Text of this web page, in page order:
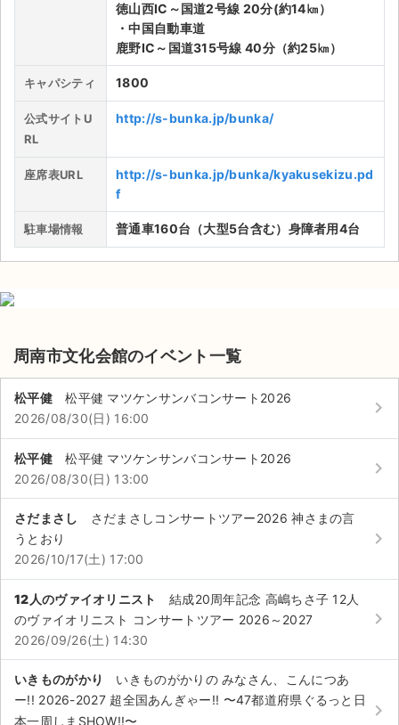
お知らせ
サイト情報
チケットジャム運営会社
チケットジャム利用規約
プライバシーポリシー
特定商取引法に基づく表記
公演登録依頼
チケットジャムの取り組み
徳山西IC～国道2号線 20分(約14㎞）
・中国自動車道
鹿野IC～国道315号線 40分（約25㎞）
キャパシティ 1800
公式サイトU
RL
http://s-bunka.jp/bunka/
座席表URL
http://s-bunka.jp/bunka/kyakusekizu.pd
f
駐車場情報 普通車160台（大型5台含む）身障者用4台
周南市文化会館のイベント一覧
松平健
松平健 マツケンサンバコンサート2026
2026/08/30(日) 16:00
keyboard_arrow_right
松平健
松平健 マツケンサンバコンサート2026
2026/08/30(日) 13:00
keyboard_arrow_right
さだまさし
さだまさしコンサートツアー2026 神さまの言
うとおり
2026/10/17(土) 17:00
keyboard_arrow_right
12人のヴァイオリニスト
結成20周年記念 高嶋ちさ子 12人
のヴァイオリニスト コンサートツアー 2026～2027
2026/09/26(土) 14:30
keyboard_arrow_right
いきものがかり
いきものがかりの みなさん、こんにつあ
ー!! 2026-2027 超全国あんぎゃー!! 〜47都道府県ぐるっと日
本一周しまSHOW!!〜
keyboard_arrow_right